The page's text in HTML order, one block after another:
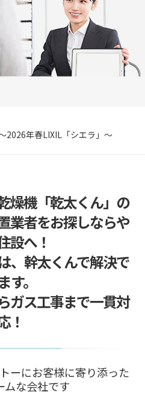
き配管一つ穴と二つ穴の違い
2026年春LIXIL「シエラ」〜
に頼んでも同じ？
き配管一つ穴と二つ穴の違い
バニティをご紹介
燥機「乾太くん」の
業者をお探しならや
設へ！
、幹太くんで解決で
す。
ガス工事まで一貫対
！
ーにお客様に寄り添った
ムな会社です